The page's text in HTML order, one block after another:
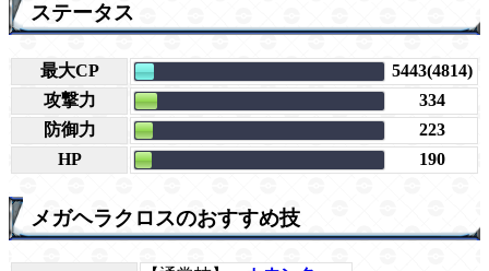
ステータス
最大CP
5443(4814)
攻撃力
334
防御力
223
HP
190
メガヘラクロスのおすすめ技